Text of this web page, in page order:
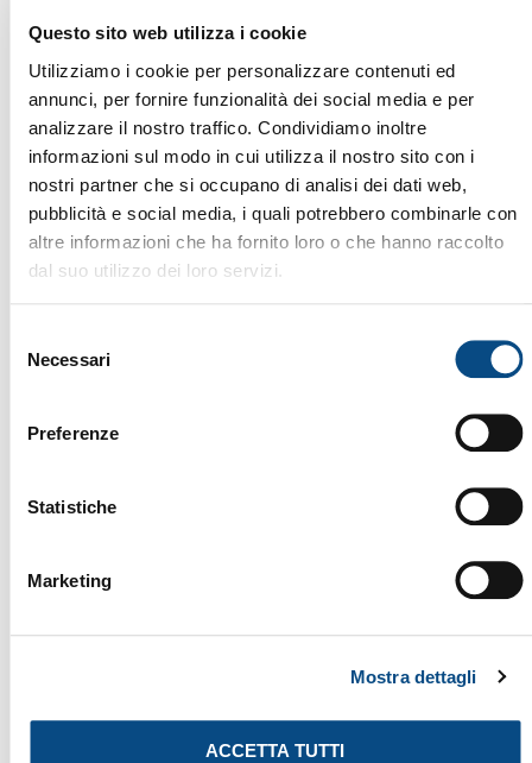
Questo sito web utilizza i cookie
Utilizziamo i cookie per personalizzare contenuti ed
annunci, per fornire funzionalità dei social media e per
analizzare il nostro traffico. Condividiamo inoltre
informazioni sul modo in cui utilizza il nostro sito con i
nostri partner che si occupano di analisi dei dati web,
pubblicità e social media, i quali potrebbero combinarle con
altre informazioni che ha fornito loro o che hanno raccolto
dal suo utilizzo dei loro servizi.
delNecessari
Preferenze
Statistiche
Marketing
Mostra dettagli
ACCETTA TUTTI
BENESSERE E
VALORIZZAZIONE
Le persone prima di tutto : sappiamo che la qualità
del lavoro dipende anche dalla qualità delle
relazioni.
Per questo ci impegniamo a creare un ambiente in
cui ciascuno possa sentirsi valorizzato, ascoltato e
FUTURO DEL RICICLO
Che tu sia all’inizio del tuo percorso professionale o
sempre interessati a conoscere persone che
SERVICE TECHNICIAN